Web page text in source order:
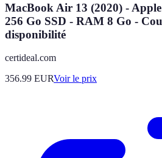
MacBook Air 13 (2020) -
256 Go SSD - RAM 8 Go -
disponibilité
certideal.com
356.99 EURVoir le prix